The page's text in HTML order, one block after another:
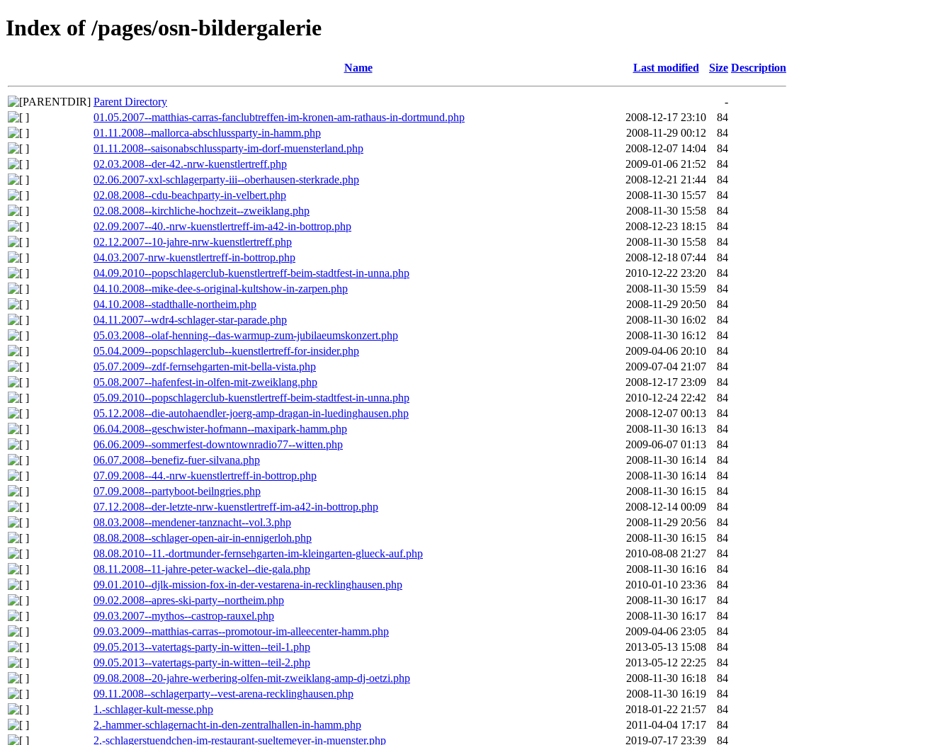
Index of /pages/osn-bildergalerie
Name Last modified Size Description
Parent Directory
-
01.05.2007--matthias-carras-fanclubtreffen-im-kronen-am-rathaus-in-dortmund.php
2008-12-17 23:10
84
01.11.2008--mallorca-abschlussparty-in-hamm.php
2008-11-29 00:12
84
01.11.2008--saisonabschlussparty-im-dorf-muensterland.php
2008-12-07 14:04
84
02.03.2008--der-42.-nrw-kuenstlertreff.php
2009-01-06 21:52
84
02.06.2007-xxl-schlagerparty-iii--oberhausen-sterkrade.php
2008-12-21 21:44
84
02.08.2008--cdu-beachparty-in-velbert.php
2008-11-30 15:57
84
02.08.2008--kirchliche-hochzeit--zweiklang.php
2008-11-30 15:58
84
02.09.2007--40.-nrw-kuenstlertreff-im-a42-in-bottrop.php
2008-12-23 18:15
84
02.12.2007--10-jahre-nrw-kuenstlertreff.php
2008-11-30 15:58
84
04.03.2007-nrw-kuenstlertreff-in-bottrop.php
2008-12-18 07:44
84
04.09.2010--popschlagerclub-kuenstlertreff-beim-stadtfest-in-unna.php
2010-12-22 23:20
84
04.10.2008--mike-dee-s-original-kultshow-in-zarpen.php
2008-11-30 15:59
84
04.10.2008--stadthalle-northeim.php
2008-11-29 20:50
84
04.11.2007--wdr4-schlager-star-parade.php
2008-11-30 16:02
84
05.03.2008--olaf-henning--das-warmup-zum-jubilaeumskonzert.php
2008-11-30 16:12
84
05.04.2009--popschlagerclub--kuenstlertreff-for-insider.php
2009-04-06 20:10
84
05.07.2009--zdf-fernsehgarten-mit-bella-vista.php
2009-07-04 21:07
84
05.08.2007--hafenfest-in-olfen-mit-zweiklang.php
2008-12-17 23:09
84
05.09.2010--popschlagerclub-kuenstlertreff-beim-stadtfest-in-unna.php
2010-12-24 22:42
84
05.12.2008--die-autohaendler-joerg-amp-dragan-in-luedinghausen.php
2008-12-07 00:13
84
06.04.2008--geschwister-hofmann--maxipark-hamm.php
2008-11-30 16:13
84
06.06.2009--sommerfest-downtownradio77--witten.php
2009-06-07 01:13
84
06.07.2008--benefiz-fuer-silvana.php
2008-11-30 16:14
84
07.09.2008--44.-nrw-kuenstlertreff-in-bottrop.php
2008-11-30 16:14
84
07.09.2008--partyboot-beilngries.php
2008-11-30 16:15
84
07.12.2008--der-letzte-nrw-kuenstlertreff-im-a42-in-bottrop.php
2008-12-14 00:09
84
08.03.2008--mendener-tanznacht--vol.3.php
2008-11-29 20:56
84
08.08.2008--schlager-open-air-in-ennigerloh.php
2008-11-30 16:15
84
08.08.2010--11.-dortmunder-fernsehgarten-im-kleingarten-glueck-auf.php
2010-08-08 21:27
84
08.11.2008--11-jahre-peter-wackel--die-gala.php
2008-11-30 16:16
84
09.01.2010--djlk-mission-fox-in-der-vestarena-in-recklinghausen.php
2010-01-10 23:36
84
09.02.2008--apres-ski-party--northeim.php
2008-11-30 16:17
84
09.03.2007--mythos--castrop-rauxel.php
2008-11-30 16:17
84
09.03.2009--matthias-carras--promotour-im-alleecenter-hamm.php
2009-04-06 23:05
84
09.05.2013--vatertags-party-in-witten--teil-1.php
2013-05-13 15:08
84
09.05.2013--vatertags-party-in-witten--teil-2.php
2013-05-12 22:25
84
09.08.2008--20-jahre-werbering-olfen-mit-zweiklang-amp-dj-oetzi.php
2008-11-30 16:18
84
09.11.2008--schlagerparty--vest-arena-recklinghausen.php
2008-11-30 16:19
84
1.-schlager-kult-messe.php
2018-01-22 21:57
84
2.-hammer-schlagernacht-in-den-zentralhallen-in-hamm.php
2011-04-04 17:17
84
2.-schlagerstuendchen-im-restaurant-sueltemeyer-in-muenster.php
2019-07-17 23:39
84